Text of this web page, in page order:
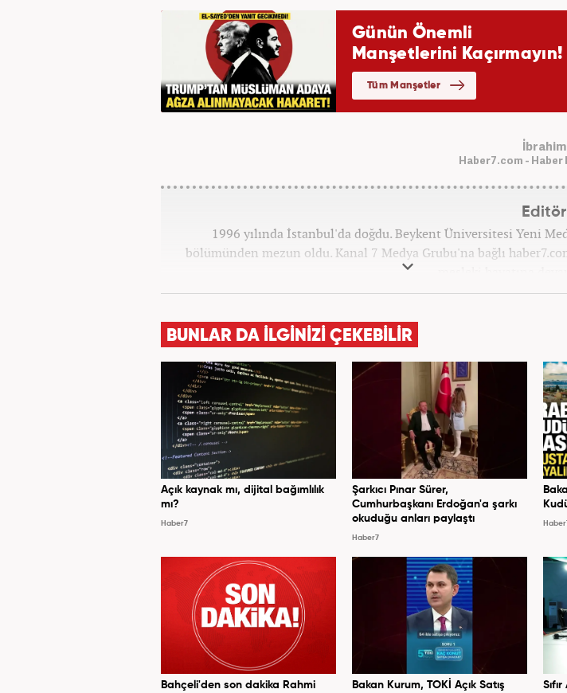
Haber7.com - Haber
1996 yılında İstanbul'da doğdu. Beykent Üniversitesi Yeni
bölümünden mezun oldu. Kanal 7 Medya Grubu'na bağlı
BUNLAR DA İLGİNİZİ ÇEKEBİLİR
Açık kaynak mı, dijital bağımlılık
mı?
Haber7
Şarkıcı Pınar Sürer,
Cumhurbaşkanı Erdoğan'a şarkı
okuduğu anları paylaştı
Haber7
Bahçeli'den son dakika Rahmi
Bakan Kurum, TOKİ Açık Satış